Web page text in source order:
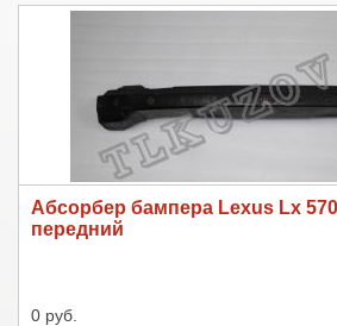
Абсорбер бампера Lexus Lx
передний
0 руб.